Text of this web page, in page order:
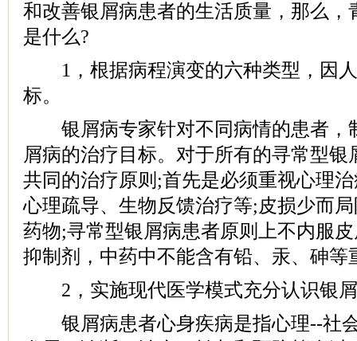
和改善银屑病患者的生活质量，那么，
是什么?
1，根据病程演变的六种类型，因人
标。
银屑病专家针对不同病情的患者，
屑病的治疗目标。对于所有的寻常型银
共同的治疗原则;首先是必须重视心理
心理疏导、生物反馈治疗等;皮损少而
药物;寻常型银屑病患者原则上不内服
抑制剂，中药中不能含有铅、汞、砷等
2，实施现代医学模式充分认识银屑
银屑病患者心身疾病是指心理--社